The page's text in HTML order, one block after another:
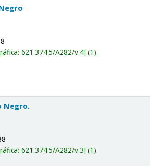
621.374.5/A282/v.4 (1).
Negro.
621.374.5/A282/v.3 (1).